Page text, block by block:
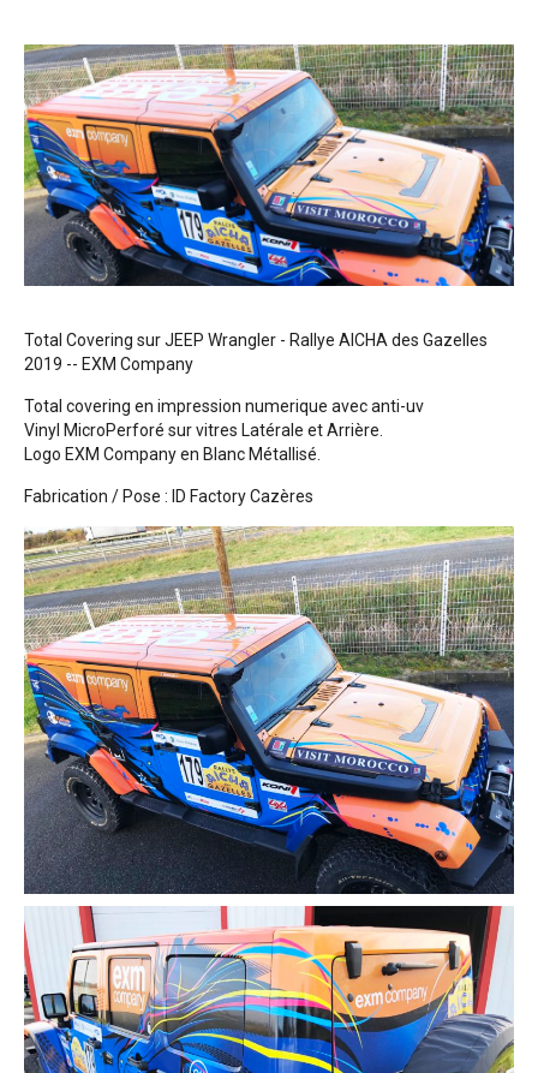
Total Covering sur JEEP Wrangler - Rallye AICHA des Gazelles
2019 -- EXM Company
Total covering en impression numerique avec anti-uv
Vinyl MicroPerforé sur vitres Latérale et Arrière.
Logo EXM Company en Blanc Métallisé.
Fabrication / Pose : ID Factory Cazères